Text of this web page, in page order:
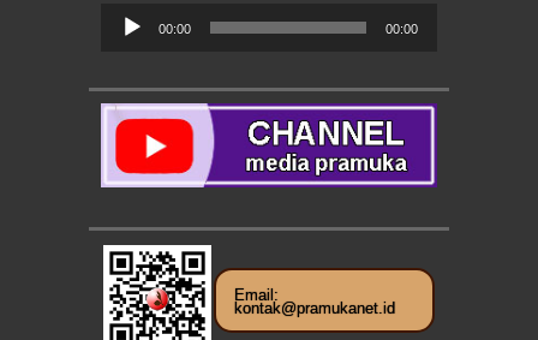
Audio
00:00 00:00
Email:
kontak@pramukanet.id